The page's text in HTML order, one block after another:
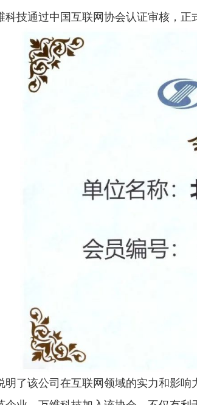
科技通过中国互联网协会认证审核，正
明了该公司在互联网领域的实力和影